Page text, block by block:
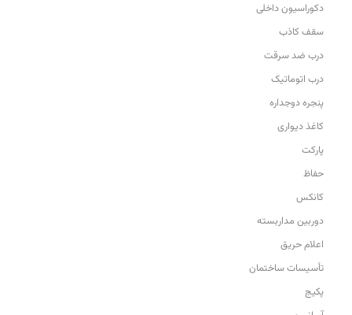
دکوراسیون داخلی
سقف کاذب
درب ضد سرقت
درب اتوماتیک
پنجره دوجداره
کاغذ دیواری
پارکت
حفاظ
کانکس
دوربین مداربسته
اعلام حریق
تأسیسات ساختمان
پکیج